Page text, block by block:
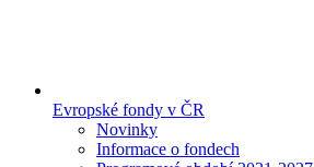
Evropské fondy v ČR
Novinky
Informace o fondech